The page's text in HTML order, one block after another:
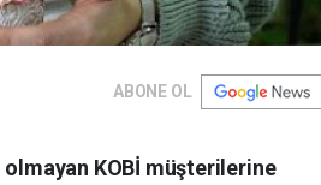
ABONE OL
olmayan KOBİ müşterilerine